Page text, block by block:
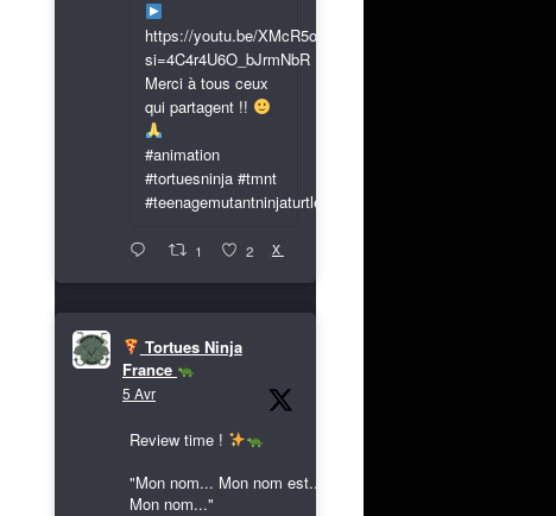
https://youtu.be/XMcR5or9N8A?
si=4C4r4U6O_bJrmNbR
Merci à tous ceux
qui partagent !!
#animation
#tortuesninja #tmnt
#teenagemutantninjaturtles
1 2 X
Tortues Ninja
France
5 Avr
Review time !
"Mon nom... Mon nom est...
Mon nom..."